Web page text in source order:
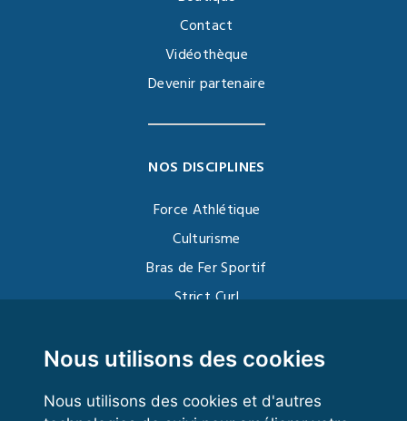
Nous utilisons des cookies
Nous utilisons des cookies et d'autres
Contact
Vidéothèque
Devenir partenaire
NOS DISCIPLINES
Force Athlétique
Culturisme
Bras de Fer Sportif
Strict Curl
Kettlebell